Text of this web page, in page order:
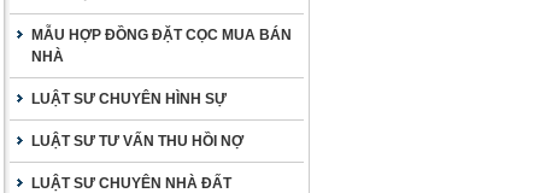
MẪU HỢP ĐỒNG ĐẶT CỌC MUA BÁN
NHÀ
LUẬT SƯ CHUYÊN HÌNH SỰ
LUẬT SƯ TƯ VẤN THU HỒI NỢ
LUẬT SƯ CHUYÊN NHÀ ĐẤT